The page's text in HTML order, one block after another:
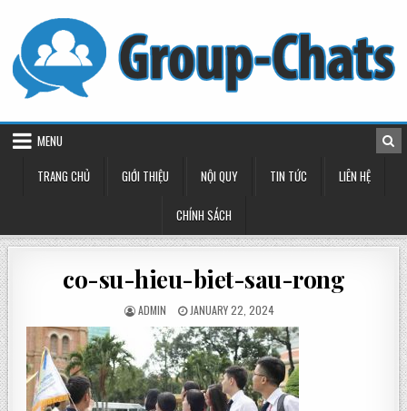
content
MENU
TRANG CHỦ
GIỚI THIỆU NỘI QUY TIN TỨC LIÊN HỆ
CHÍNH SÁCH
co-su-hieu-biet-sau-rong
POSTED
ADMIN
POSTED
ON
JANUARY 22, 2024